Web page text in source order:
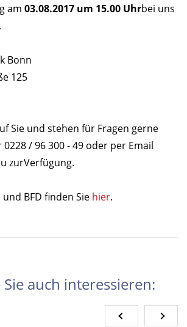
am 03.08.2017 um 15.00 Uhrbei uns
Bonn
125
Sie und stehen für Fragen gerne
/ 96 300 - 49 oder per Email
zurVerfügung.
und BFD finden Sie hier.
auch interessieren: